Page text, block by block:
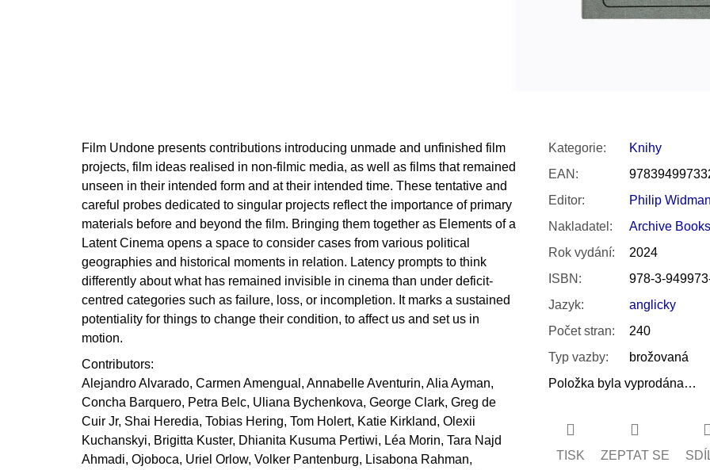
Film Undone presents contributions introducing unmade and unfinished film
projects, film ideas realised in non-filmic media, as well as films that remained
unseen in their intended form and at their intended time. These tentative and
careful probes dedicated to singular projects reflect the importance of primary
materials before and beyond the film. Bringing them together as Elements of a
Latent Cinema opens a space to consider cases from various political
geographies and historical moments in relation. Latency prompts to think
differently about what has remained invisible in cinema than under deficit-
centred categories such as failure, loss, or incompletion. It marks a sustained
potentiality for things to change their condition, to affect us and set us in
motion.
Contributors:
Alejandro Alvarado, Carmen Amengual, Annabelle Aventurin, Alia Ayman,
Concha Barquero, Petra Belc, Uliana Bychenkova, George Clark, Greg de
Cuir Jr, Shai Heredia, Tobias Hering, Tom Holert, Katie Kirkland, Olexii
Kuchanskyi, Brigitta Kuster, Dhianita Kusuma Pertiwi, Léa Morin, Tara Najd
Ahmadi, Ojoboca, Uriel Orlow, Volker Pantenburg, Lisabona Rahman,
Kategorie:
Knihy
EAN :
Editor:
Philip
Nakladatel :
Archive Books
Rok vydání:
2024
ISBN :
978-3-
Jazyk:
anglicky
Počet stran:
240
Typ vazby:
brožovaná
Položka byla vyprodána…
TISK ZEPTAT SE